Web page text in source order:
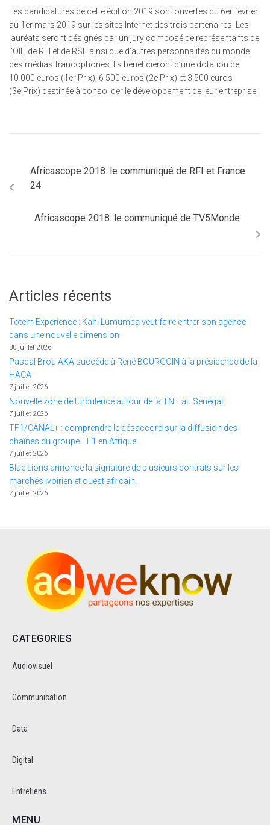
Les candidatures de cette édition 2019 sont ouvertes du 6er février
au 1er mars 2019 sur les sites Internet des trois partenaires. Les
lauréats seront désignés par un jury composé de représentants de
l’OIF, de RFI et de RSF ainsi que d’autres personnalités du monde
des médias francophones. Ils bénéficieront d’une dotation de
10 000 euros (1er Prix), 6 500 euros (2e Prix) et 3 500 euros
(3e Prix) destinée à consolider le développement de leur entreprise.
Africascope 2018: le communiqué de RFI et France
24
Africascope 2018: le communiqué de TV5Monde
Articles récents
Totem Experience : Kahi Lumumba veut faire entrer son agence
dans une nouvelle dimension
30 juillet 2026
Pascal Brou AKA succède à René BOURGOIN à la présidence de la
HACA
7 juillet 2026
Nouvelle zone de turbulence autour de la TNT au Sénégal
7 juillet 2026
TF1/CANAL+ : comprendre le désaccord sur la diffusion des
chaînes du groupe TF1 en Afrique
7 juillet 2026
Blue Lions annonce la signature de plusieurs contrats sur les
marchés ivoirien et ouest africain.
7 juillet 2026
CATEGORIES
Audiovisuel
Communication
Data
Digital
Entretiens
MENU